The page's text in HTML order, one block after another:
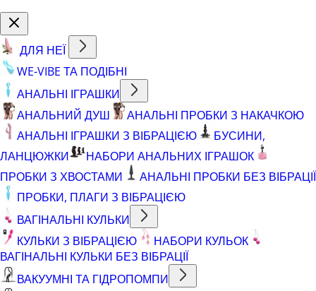
ДЛЯ НЕЇ
WE-VIBE ТА ПОДІБНІ
АНАЛЬНІ ІГРАШКИ
АНАЛЬНИЙ ДУШ
АНАЛЬНІ ПРОБКИ З НАКАЧКОЮ
АНАЛЬНІ ІГРАШКИ З ВІБРАЦІЄЮ
БУСИНИ,
ЛАНЦЮЖКИ
НАБОРИ АНАЛЬНИХ ІГРАШОК
ПРОБКИ З ХВОСТАМИ
АНАЛЬНІ ПРОБКИ БЕЗ ВІБРАЦІЇ
ПРОБКИ, ПЛАГИ З ВІБРАЦІЄЮ
ВАГІНАЛЬНІ КУЛЬКИ
КУЛЬКИ З ВІБРАЦІЄЮ
НАБОРИ КУЛЬОК
ВАГІНАЛЬНІ КУЛЬКИ БЕЗ ВІБРАЦІЇ
ВАКУУМНІ ТА ГІДРОПОМПИ